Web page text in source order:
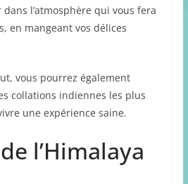
l’atmosphère qui vous fera
en mangeant vos délices
vous pourrez également
collations indiennes les plus
une expérience saine.
l’Himalaya